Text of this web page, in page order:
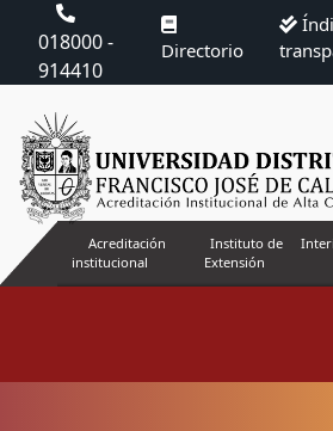
018000 -
914410
Directorio
Acreditación
institucional
Instituto de
Extensión